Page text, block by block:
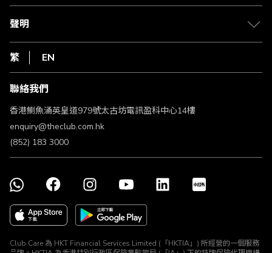
常見問題
csl.
1010
HKT
聲明
私隱聲明
使用條款
條款及細則
不歧視及不騷擾聲明
認可牌照及通告
繁 EN
聯絡我們
香港鰂魚涌英皇道979號太古坊電訊盈科中心14樓
enquiry@theclub.com.hk
(852) 183 3000
Club Care 為 HKT Financial Services Limited (「HKTIA」) 所經營的一個服務